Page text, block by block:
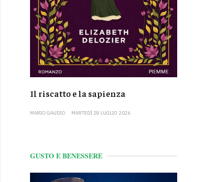
Il riscatto e la sapienza
MARIO GAUDIO MARTEDÌ 28 LUGLIO 2026
GUSTO E BENESSERE